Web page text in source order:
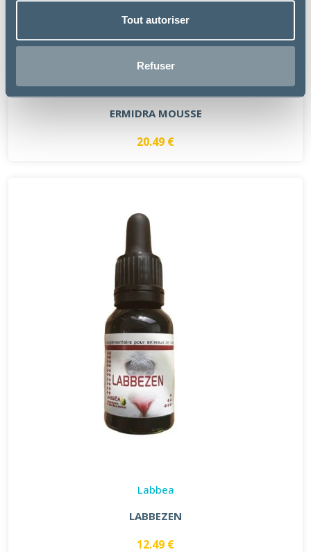
Tout autoriser
Refuser
ICF
ERMIDRA MOUSSE
20.49 €
Labbea
LABBEZEN
12.49 €